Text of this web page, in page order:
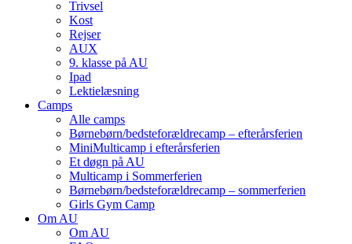
Trivsel
Kost
Rejser
AUX
9. klasse på AU
Ipad
Lektielæsning
Camps
Alle camps
Børnebørn/bedste­forældre­camp – efterårsferien
MiniMulti­camp i efterårsferien
Et døgn på AU
Multi­camp i Sommerferien
Børnebørn/bedste­forældre­camp – sommerferien
Girls Gym Camp
Om AU
Om AU